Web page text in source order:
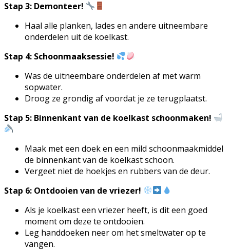
Stap 3: Demonteer!
Haal alle planken, lades en andere uitneembare
onderdelen uit de koelkast.
Stap 4: Schoonmaaksessie!
Was de uitneembare onderdelen af met warm
sopwater.
Droog ze grondig af voordat je ze terugplaatst.
Stap 5: Binnenkant van de koelkast schoonmaken!
Maak met een doek en een mild schoonmaakmiddel
de binnenkant van de koelkast schoon.
Vergeet niet de hoekjes en rubbers van de deur.
Stap 6: Ontdooien van de vriezer!
Als je koelkast een vriezer heeft, is dit een goed
moment om deze te ontdooien.
Leg handdoeken neer om het smeltwater op te
vangen.